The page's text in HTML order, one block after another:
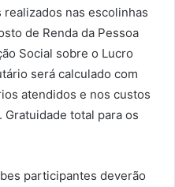
nas escolinhas
de Renda da Pessoa
Social sobre o Lucro
será calculado com
atendidos e nos custos
total para os
participantes deverão